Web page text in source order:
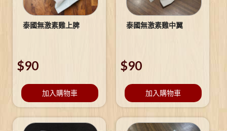
泰國無激素雞上脾
$90
加入購物車
泰國無激素雞中翼
$90
加入購物車